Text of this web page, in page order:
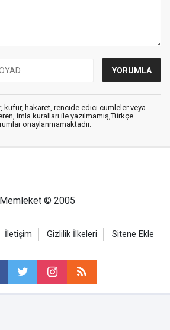
küfür, hakaret, rencide edici cümleler veya
imla kuralları ile yazılmamış,Türkçe
onaylanmamaktadır.
Memleket © 2005
İletişim Gizlilik İlkeleri Sitene Ekle